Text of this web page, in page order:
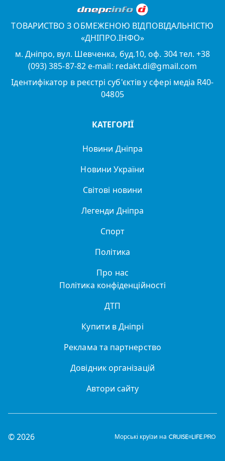
ТОВАРИСТВО З ОБМЕЖЕНОЮ ВІДПОВІДАЛЬНІСТЮ
«ДНІПРО.ІНФО»
м. Дніпро, вул. Шевченка, буд.10, оф. 304 тел. +38
(093) 385-87-82 e-mail: redakt.di@gmail.com
Ідентифікатор в реєстрі суб'єктів у сфері медіа R40-
04805
КАТЕГОРІЇ
Новини Дніпра
Новини України
Світові новини
Легенди Дніпра
Спорт
Політика
Про нас
Політика конфіденційності
ДТП
Купити в Дніпрі
Реклама та партнерство
Довідник організацій
Автори сайту
© 2026 Морські круїзи на